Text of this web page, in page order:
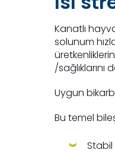
Kanatlı
solunum
/
Uygun
Bu temel
Stabil